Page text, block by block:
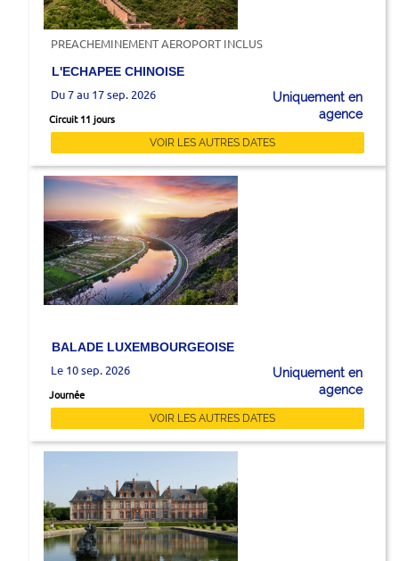
PREACHEMINEMENT AEROPORT INCLUS
L'ECHAPEE CHINOISE
Du 7 au 17 sep. 2026
Circuit 11 jours
Uniquement en
agence
VOIR LES AUTRES DATES
BALADE LUXEMBOURGEOISE
Le 10 sep. 2026
Journée
Uniquement en
agence
VOIR LES AUTRES DATES